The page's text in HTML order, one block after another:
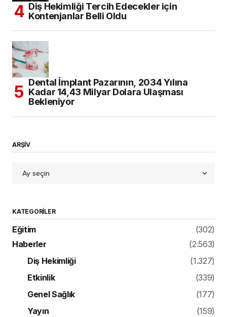
Diş Hekimliği Tercih Edecekler için
Kontenjanlar Belli Oldu
Dental İmplant Pazarının, 2034 Yılına
Kadar 14,43 Milyar Dolara Ulaşması
Bekleniyor
ARŞİV
KATEGORILER
Eğitim
(302)
Haberler
(2.563)
Diş Hekimliği
(1.327)
Etkinlik
(339)
Genel Sağlık
(177)
Yayın
(159)